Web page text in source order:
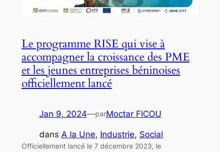
Le programme RISE qui vise à
accompagner la croissance des PME
et les jeunes entreprises béninoises
officiellement lancé
Jan 9, 2024—parMoctar FICOU
dans A la Une, Industrie, Social
Officiellement lancé le 7 décembre 2023, le